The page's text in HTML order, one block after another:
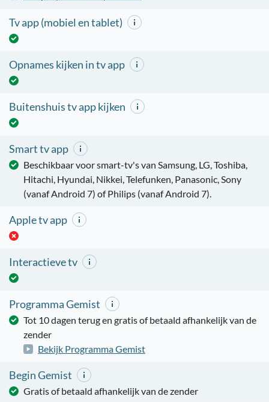
Tv app (mobiel en tablet)
Opnames kijken in tv app
Buitenshuis tv app kijken
Smart tv app
Beschikbaar voor smart-tv's van Samsung, LG, Toshiba,
Hitachi, Hyundai, Nikkei, Telefunken, Panasonic, Sony
(vanaf Android 7) of Philips (vanaf Android 7).
Apple tv app
Interactieve tv
Programma Gemist
Tot 10 dagen terug en gratis of betaald afhankelijk van de
zender
Bekijk Programma Gemist
Begin Gemist
Gratis of betaald afhankelijk van de zender